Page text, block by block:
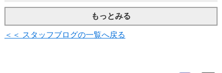
もっとみる
＜＜ スタッフブログの一覧へ戻る